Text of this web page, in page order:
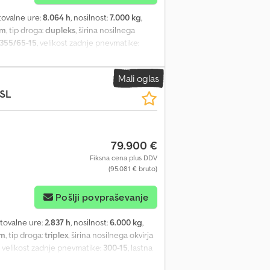
protection grille omitted - Deutz Diesel
ure:8.064 h, nosilnost:7.000 kg,
, tip droga:dupleks, širina nosilnega
355/65-15, velikost zadnje pnevmatike:
- Gabelträger -
Schiebetüren - Heizung - Gastank - 2 x
mit Stand- und Fahrlicht,
20 km/h -
Radio Cedpjznfi Rofx Acboha -
- Frontrollo - Einpedal -
mm - Ausschub 1.000 mm - Lincon
- Schutzleisten am Rahmen - 12V
auf dem Fahrerschutzdach, - LSP 0.6
Mali oglas
79.900 €
Fiksna cena plus DDV
(95.081 € bruto)
Pošlji povpraševanje
ure: 2.837 h, nosilnost:6.000 kg,
, tip droga:triplex , širina nosilnega okvirja
, velikost zadnje pnevmatike: 300-15 , lastna